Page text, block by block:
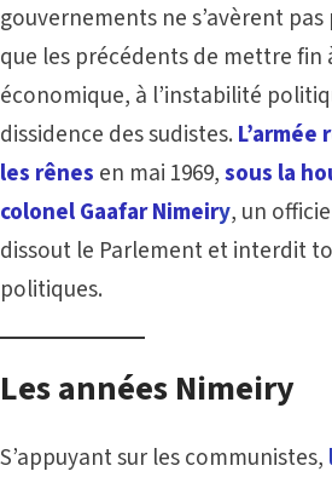
gouvernements ne s’avèrent
que les précédents de mettre fin
économique, à l’instabilité
dissidence des sudistes.
les rênes en mai 1969,sous la
colonel Gaafar Nimeiry, un
dissout le Parlement et interdit
politiques.
Les années Nimeiry
S’appuyant sur les communistes,